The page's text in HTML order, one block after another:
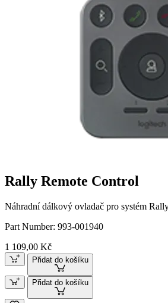
Rally Remote Control
Náhradní dálkový ovladač pro systém
Part Number: 993-001940
1 109,00 Kč
Přidat do košíku
Přidat do košíku